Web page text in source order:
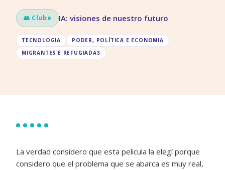
👥 Clube IA: visiones de nuestro futuro
TECNOLOGIA
PODER, POLÍTICA E ECONOMIA
MIGRANTES E REFUGIADAS
La verdad considero que esta pelicula la elegí porque
considero que el problema que se abarca es muy real,